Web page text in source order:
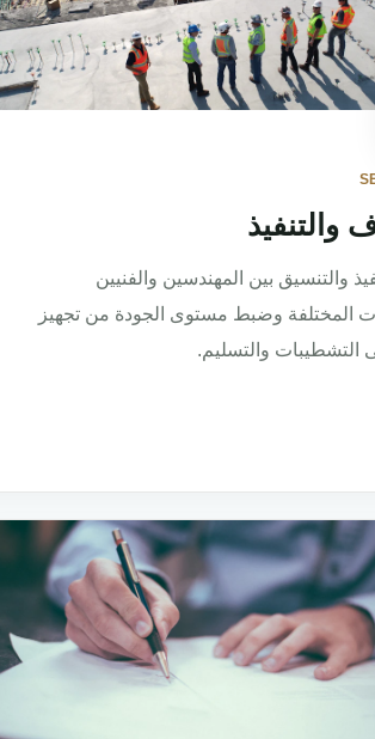
بين المهندسين والفنيين
وضبط مستوى الجودة من تجهيز
والتسليم.